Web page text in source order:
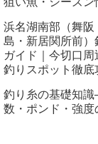
浜名湖南部（舞阪
島・新居関所前）
ガイド｜今切口周
釣りスポット徹底
釣り糸の基礎知
数・ポンド・強度